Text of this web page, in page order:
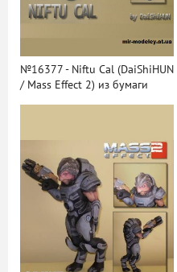
№16377 - Niftu Cal (DaiShiHUN
/ Mass Effect 2) из бумаги